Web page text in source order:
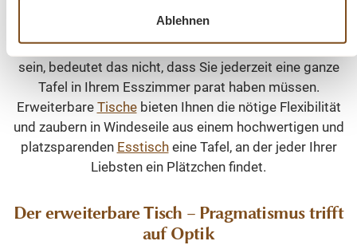
Ablehnen
gerade das beschert oft die wundervollsten Momente.
Möchten Sie gerne auf spontanen Besuch vorbereitet
sein, bedeutet das nicht, dass Sie jederzeit eine ganze
Tafel in Ihrem Esszimmer parat haben müssen.
Erweiterbare Tischebieten Ihnen die nötige Flexibilität
und zaubern in Windeseile aus einem hochwertigen und
platzsparenden Esstischeine Tafel, an der jeder Ihrer
Liebsten ein Plätzchen findet.
Der erweiterbare Tisch – Pragmatismus trifft
auf Optik